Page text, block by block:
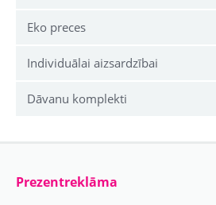
Eko preces
Individuālai aizsardzībai
Dāvanu komplekti
Prezentreklāma